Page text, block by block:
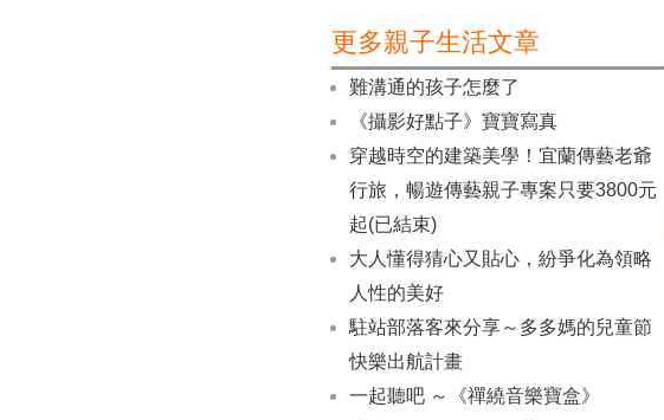
更多親子生活文章
難溝通的孩子怎麼了
《攝影好點子》寶寶寫真
穿越時空的建築美學！宜蘭傳藝老爺
行旅，暢遊傳藝親子專案只要3800元
起(已結束)
大人懂得猜心又貼心，紛爭化為領略
人性的美好
駐站部落客來分享～多多媽的兒童節
快樂出航計畫
一起聽吧 ～《禪繞音樂寶盒》